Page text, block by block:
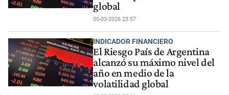
global
05-03-2026 23:57
INDICADOR FINANCIERO
El Riesgo País de Argentina
alcanzó su máximo nivel del
año en medio de la
volatilidad global